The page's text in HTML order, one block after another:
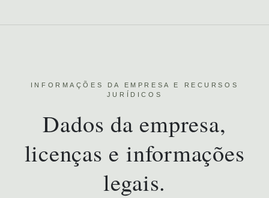
INFORMAÇÕES DA EMPRESA E RECURSOS
JURÍDICOS
Dados da empresa,
licenças e informações
legais.